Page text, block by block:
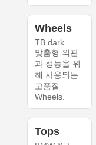
Wheels
TB dark
맞춤형 외관
과 성능을 위
해 사용되는
고품질
Wheels.
Tops